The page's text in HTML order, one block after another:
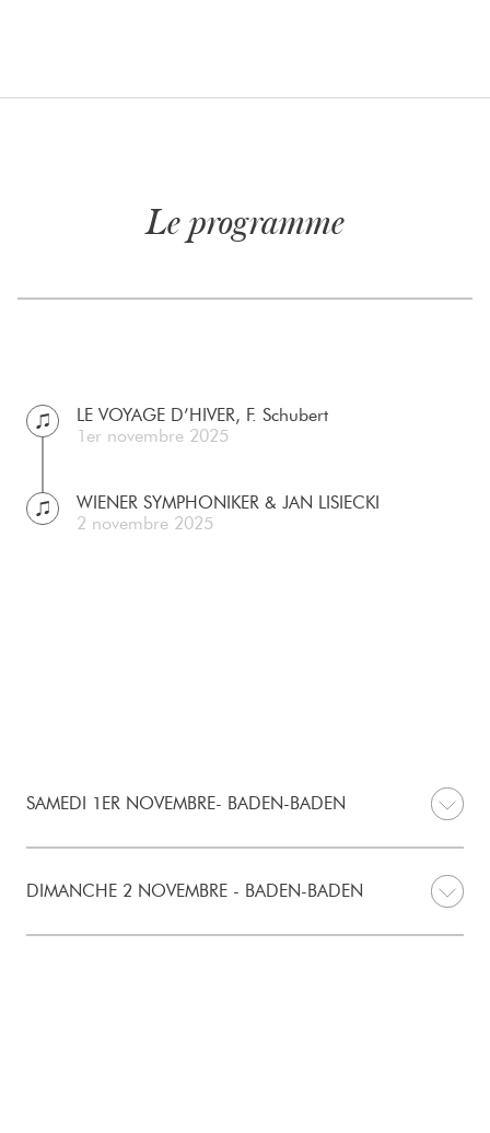
Le programme
LE VOYAGE D’HIVER, F. Schubert
1er novembre 2025
WIENER SYMPHONIKER & JAN LISIECKI
2 novembre 2025
SAMEDI 1ER NOVEMBRE- BADEN-BADEN
DIMANCHE 2 NOVEMBRE - BADEN-BADEN